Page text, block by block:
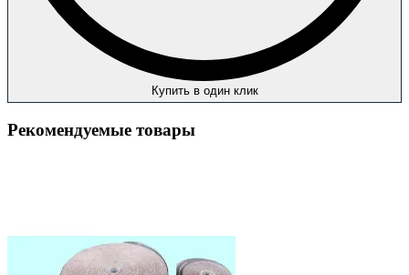
Купить в один клик
Рекомендуемые товары